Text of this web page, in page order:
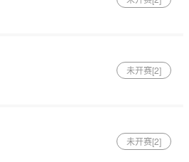
未开赛[2]
未开赛[2]